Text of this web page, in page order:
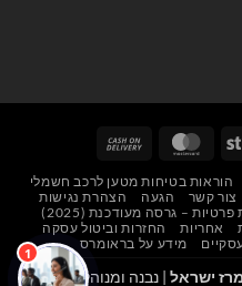
Stripe
MasterCard
Delivery
הוראות בטיחות מטען לרכב חשמלי
צור קשר הגעה
הצהרת נגישות
פרטיות – גרסה מעודכנת (2025)
אחריות
החזרות וביטול עסקה
מידע על בראומרס
ישראל | נבנה ומנוהל על ידי